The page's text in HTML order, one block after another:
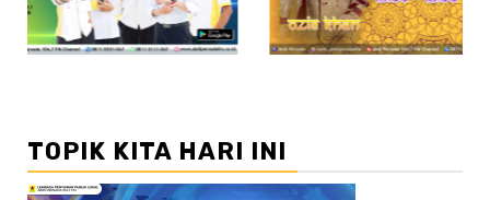
TOPIK KITA HARI INI